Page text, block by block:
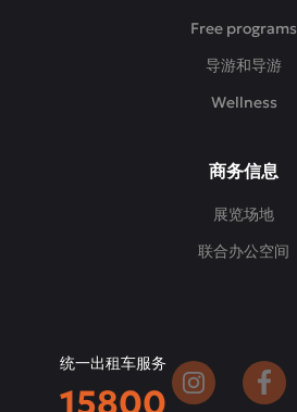
Free programs
导游和导游
Wellness
商务信息
展览场地
联合办公空间
统一出租车服务
15800